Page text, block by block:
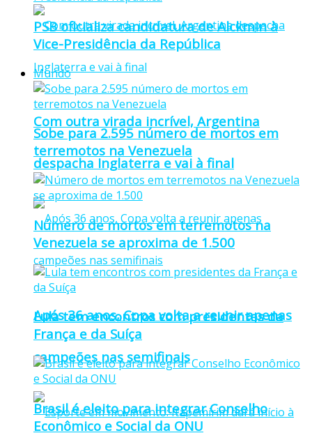
Com outra virada incrível, Argentina
despacha Inglaterra e vai à final
Após 36 anos, Copa volta a reunir apenas
campeões nas semifinais
PSB oficializa candidatura de Alckmin à
Vice-Presidência da República
Mundo
Sobe para 2.595 número de mortos em
terremotos na Venezuela
Número de mortos em terremotos na
Venezuela se aproxima de 1.500
Lula tem encontros com presidentes da
França e da Suíça
Brasil é eleito para integrar Conselho
Econômico e Social da ONU